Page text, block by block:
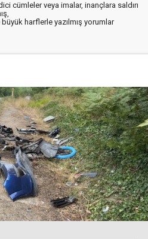
cümleler veya imalar, inançlara saldırı
harflerle yazılmış yorumlar